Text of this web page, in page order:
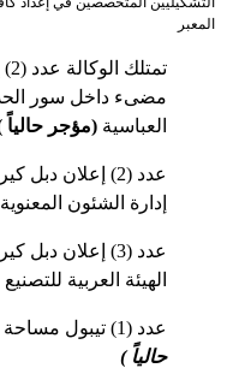
المعبر
تمتلك الوكالة عدد (2) إعلان دبل ديكر مساحة
مضىء داخل سور
العباسية (مؤجر حالياً
عدد (2) إعلان دبل كير
إدارة الشئون
عدد (3) إعلان دبل كير
الهيئة العربية
عدد (1) تيبول مساحة
حالياً )